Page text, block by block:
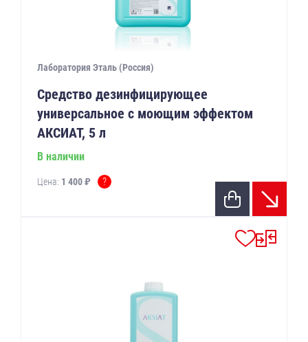
Лаборатория Эталь (Россия)
Средство дезинфицирующее
универсальное с моющим эффектом
АКСИАТ, 5 л
В наличии
Цена: 1 400 ₽ ?